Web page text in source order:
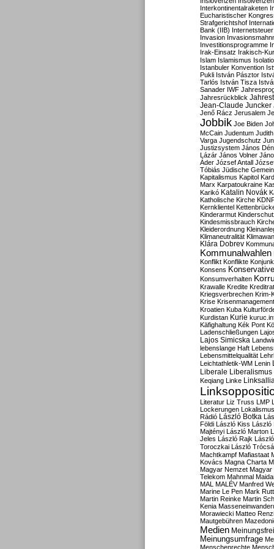
Interkontinentalraketen
Eucharistischer
Strafgerichtshof
Bank (IIB) Internetsteuer
Invasion
Investitionsprogramme
Irak-Einsatz Irakisch-
Islam Islamismus
Istanbuler Konvention
Pukli István Pásztor
Tarlós István Tisza
Sanader IWF
Jahresrückblick
Jean-Claude Juncker
Jenő Rácz Jerusalem
Jobbik Joe Biden
McCain Judentum
Varga Jugendschutz
Justizsystem János
Lázár János Volner
Áder József Antall
Tóbiás Jüdische
Kapitalismus Kapitol
Marx Karpatoukraine
Karikó Katalin Novák
Katholische Kirche
Kernklientel
Kinderarmut
Kindesmissbrauch
Kleiderordnung
Klimaneutralität
Klára Dobrev
Kommunalwahlen
Konflikt Konflikte
Konsens Konservative
Konsumverhalten
Krawalle Kredite
Kriegsverbrechen Krim-
Krise Krisenmanagement
Kroatien Kuba
Kurdistan Kurie
Käfighaltung Kék Pont
Ladenschließungen
Lajos Simicska
lebenslange Haft
Lebensmittelqualität
Leichtathletik-WM Lenin
Liberale
Liberalismus
Keqiang Linke
Literatur Liz Truss LMP
Lockerungen Lokalismus
Rádió
László Botka
Földi László Kiss László
Majtényi László Marton
Jeles László Rajk
Toroczkai László
Machtkampf Mafiastaat
Kovács Magna Charta
Magyar Nemzet Magyar
Telekom Mahnmal
MAL MALÉV Manfred
Marine Le Pen Mark
Martin Reinke Martin
Kenia
Morawiecki Matteo Renzi
Mautgebühren
Medien
Meinungsumfrage
Menschenrechte